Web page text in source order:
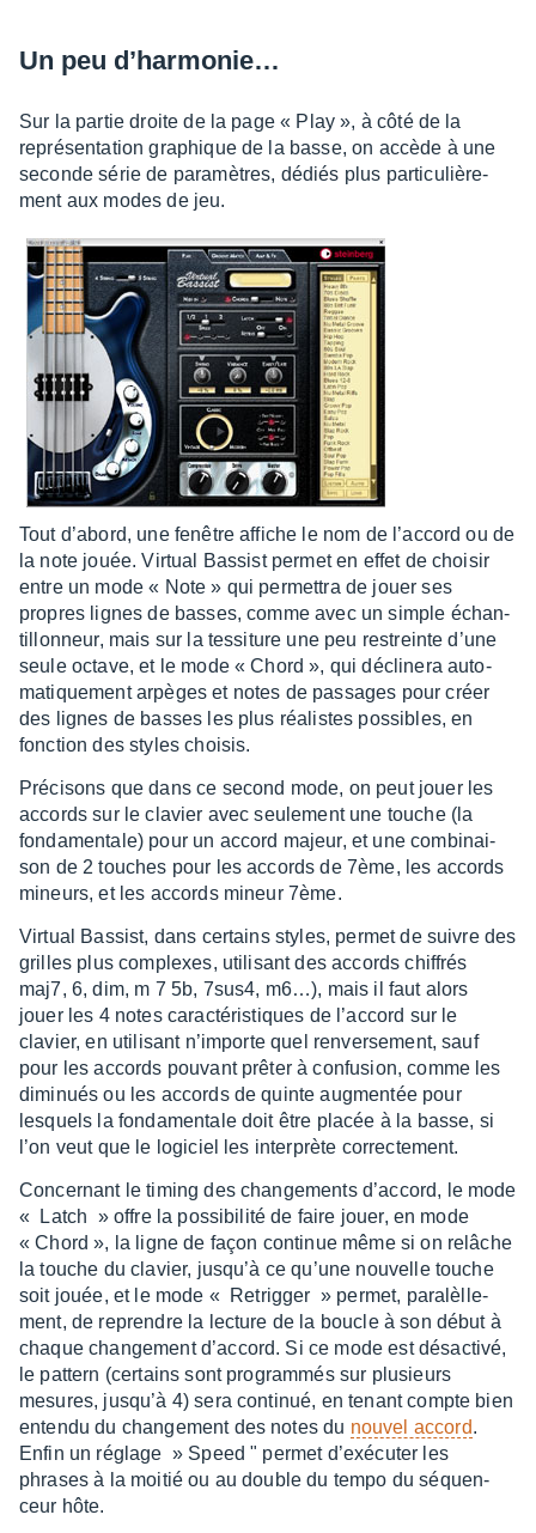
Un peu d’har­mo­nie…
Sur la partie droite de la page « Play », à côté de la
repré­sen­ta­tion graphique de la basse, on accède à une
seconde série de para­mètres, dédiés plus parti­cu­liè­re­
ment aux modes de jeu.
Tout d’abord, une fenêtre affiche le nom de l’ac­cord ou de
la note jouée. Virtual Bassist permet en effet de choi­sir
entre un mode « Note » qui permet­tra de jouer ses
propres lignes de basses, comme avec un simple échan­
tillon­neur, mais sur la tessi­ture une peu restreinte d’une
seule octave, et le mode « Chord », qui décli­nera auto­
ma­tique­ment arpèges et notes de passages pour créer
des lignes de basses les plus réalistes possibles, en
fonc­tion des styles choi­sis.
Préci­sons que dans ce second mode, on peut jouer les
accords sur le clavier avec seule­ment une touche (la
fonda­men­tale) pour un accord majeur, et une combi­nai­
son de 2 touches pour les accords de 7ème, les accords
mineurs, et les accords mineur 7ème.
Virtual Bassist, dans certains styles, permet de suivre des
grilles plus complexes, utili­sant des accords chif­frés
maj7, 6, dim, m 7 5b, 7sus4, m6…), mais il faut alors
jouer les 4 notes carac­té­ris­tiques de l’ac­cord sur le
clavier, en utili­sant n’im­porte quel renver­se­ment, sauf
pour les accords pouvant prêter à confu­sion, comme les
dimi­nués ou les accords de quinte augmen­tée pour
lesquels la fonda­men­tale doit être placée à la basse, si
l’on veut que le logi­ciel les inter­prète correc­te­ment.
Concer­nant le timing des chan­ge­ments d’ac­cord, le mode
« Latch » offre la possi­bi­lité de faire jouer, en mode
« Chord », la ligne de façon conti­nue même si on relâche
la touche du clavier, jusqu’à ce qu’une nouvelle touche
soit jouée, et le mode « Retrig­ger » permet, para­lèl­le­
ment, de reprendre la lecture de la boucle à son début à
chaque chan­ge­ment d’ac­cord. Si ce mode est désac­tivé,
le pattern (certains sont program­més sur plusieurs
mesures, jusqu’à 4) sera conti­nué, en tenant compte bien
entendu du chan­ge­ment des notes du nouvel accord.
Enfin un réglage » Speed " permet d’exé­cu­ter les
phrases à la moitié ou au double du tempo du séquen­
ceur hôte.